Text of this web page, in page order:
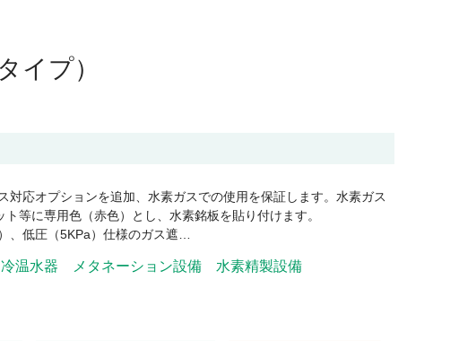
イプ）
対応オプションを追加、水素ガスでの使用を保証します。水素ガス
等に専用色（赤色）とし、水素銘板を貼り付けます。
、低圧（5KPa）仕様のガス遮…
冷温水器 メタネーション設備 水素精製設備